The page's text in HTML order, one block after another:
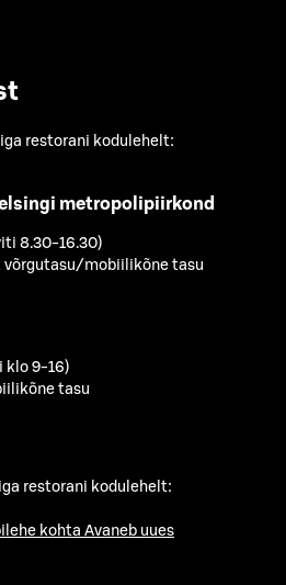
restorani kodulehelt:
metropolipiirkond
8.30-16.30)
võrgutasu/mobiilikõne tasu
klo 9-16)
tasu
restorani kodulehelt:
kohta Avaneb uues